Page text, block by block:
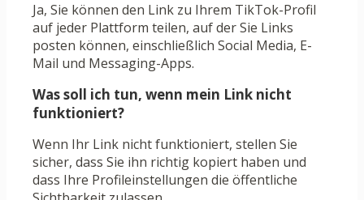
Ja, Sie können den Link zu Ihrem TikTok-Profil
auf jeder Plattform teilen, auf der Sie Links
posten können, einschließlich Social Media, E-
Mail und Messaging-Apps.
Was soll ich tun, wenn mein Link nicht
funktioniert?
Wenn Ihr Link nicht funktioniert, stellen Sie
sicher, dass Sie ihn richtig kopiert haben und
dass Ihre Profileinstellungen die öffentliche